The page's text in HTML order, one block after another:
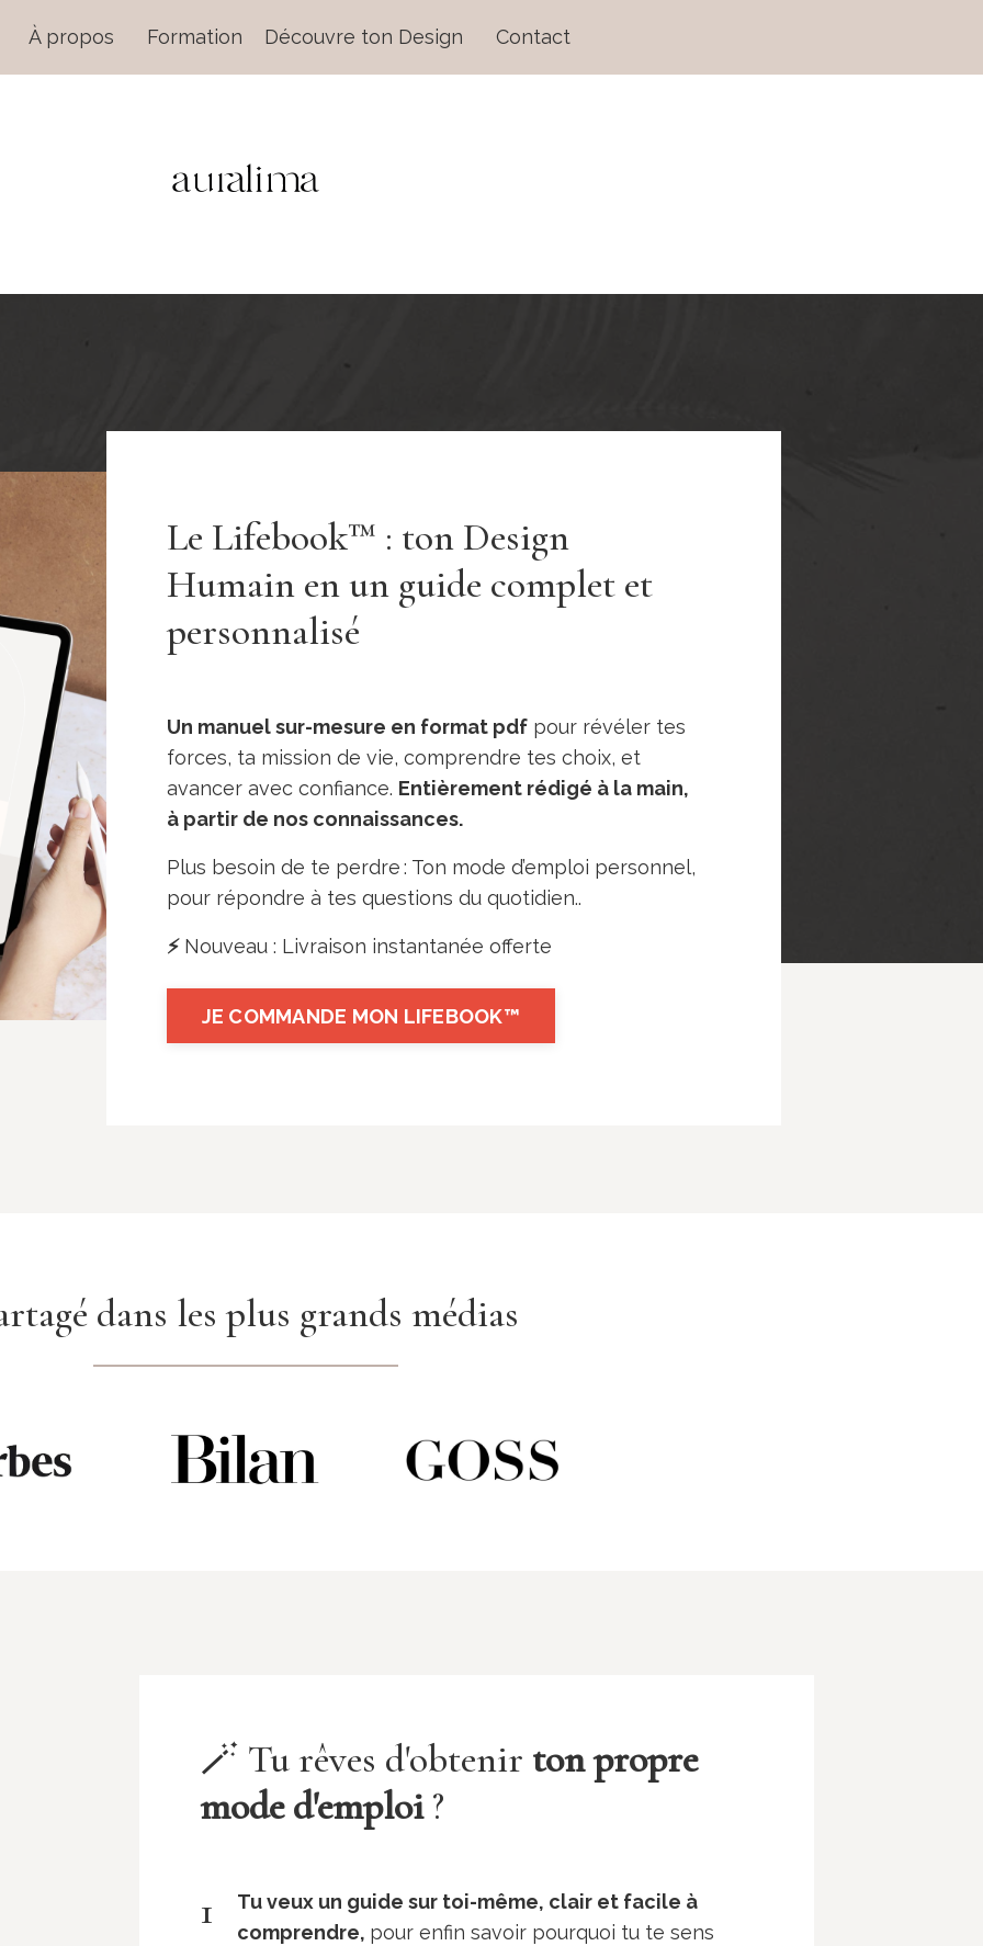
À propos Formation Découvre ton Design Contact
Le Lifebook™ : ton Design
Humain en un guide complet et
personnalisé
Un manuel sur-mesure en format pdfpour révéler tes
forces, ta mission de vie, comprendre tes choix, et
avancer avec confiance. Entièrement rédigé à la main,
à partir de nos connaissances.
Plus besoin de te perdre : Ton mode d’emploi personnel,
pour répondre à tes questions du quotidien..
⚡️ Nouveau : Livraison instantanée offerte
JE COMMANDE MON LIFEBOOK™
dans les plus grands médias
🪄 Tu rêves d'obtenir ton propre
mode d'emploi?
1
Tu veux un guide sur toi-même, clair et facile à
comprendre, pour enfin savoir pourquoi tu te sens